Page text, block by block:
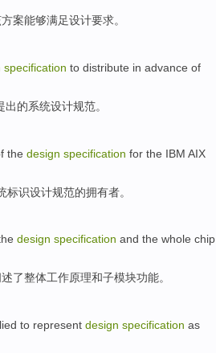
方案能够满足设计要求。
specification to distribute in advance of
出的系统设计规范。
the design specification for the IBM AIX
标识设计规范的拥有者。
design specification and the whole chip
了整体工作原理和子模块功能。
to represent design specification as